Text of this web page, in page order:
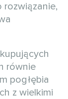
rozwiązanie,
równie
pogłębia
z wielkimi